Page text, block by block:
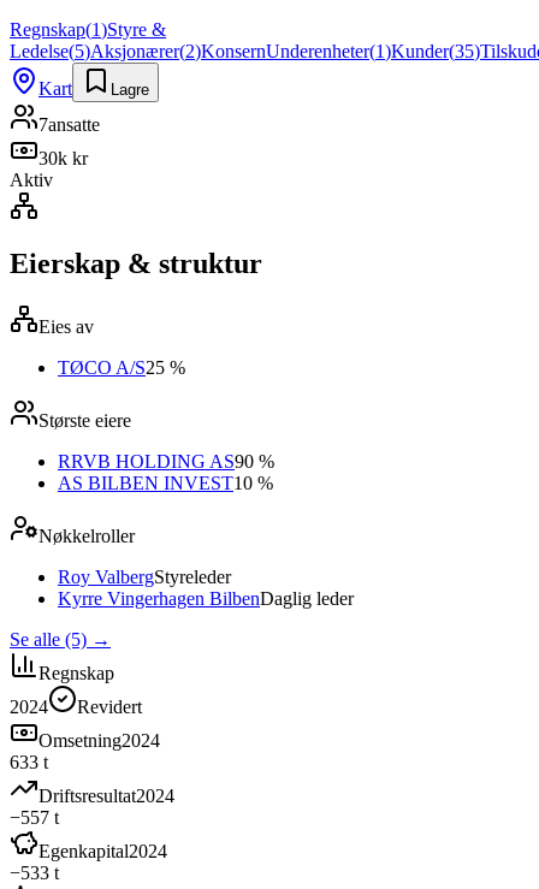
Regnskap(1)Styre &
Ledelse(5)Aksjonærer(2)KonsernUnderenheter(1)Kunder(35)
Kart
Lagre
7ansatte
30k kr
Aktiv
Eierskap & struktur
Eies av
TØCO A/S25 %
Største eiere
RRVB HOLDING AS90 %
AS BILBEN INVEST10 %
Nøkkelroller
Roy ValbergStyreleder
Kyrre Vingerhagen BilbenDaglig leder
Se alle (5) →
Regnskap
2024
Revidert
Omsetning2024
633 t
Driftsresultat2024
−557 t
Egenkapital2024
−533 t